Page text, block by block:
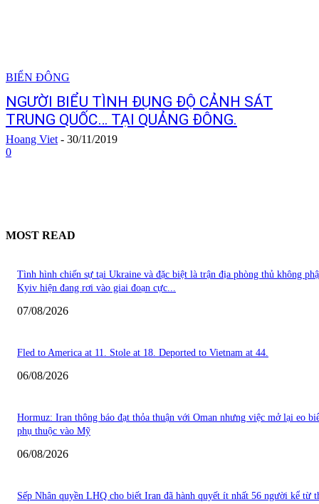
BIỂN ĐÔNG
NGƯỜI BIỂU TÌNH ĐỤNG ĐỘ CẢNH SÁT
TRUNG QUỐC… TẠI QUẢNG ĐÔNG.
Hoang Viet - 30/11/2019
0
MOST READ
Tình hình chiến sự tại Ukraine và đặc biệt là trận địa phòng thủ không
Kyiv hiện đang rơi vào giai đoạn cực...
07/08/2026
Fled to America at 11. Stole at 18. Deported to Vietnam at 44.
06/08/2026
Hormuz: Iran thông báo đạt thỏa thuận với Oman nhưng việc mở lại eo
phụ thuộc vào Mỹ
06/08/2026
Sếp Nhân quyền LHQ cho biết Iran đã hành quyết ít nhất 56 người kể từ